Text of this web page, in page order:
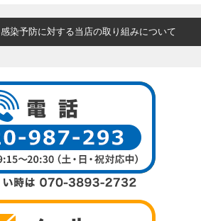
感染予防に対する当店の取り組みについて